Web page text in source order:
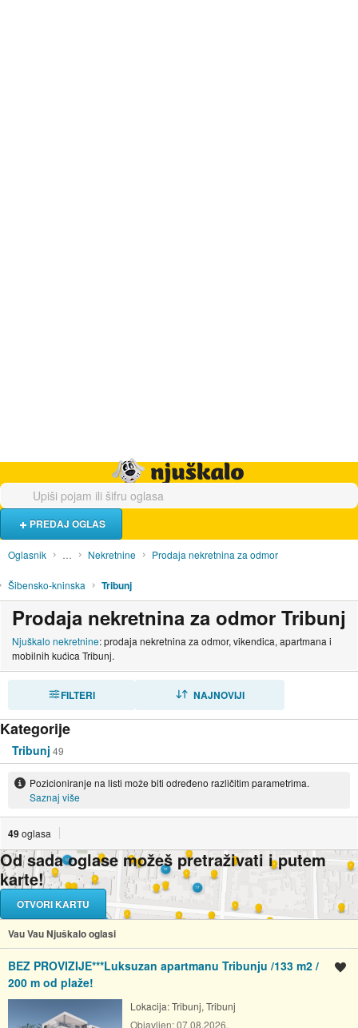
PREDAJ OGLAS
Oglasnik … Nekretnine Prodaja nekretnina za odmor
Šibensko-kninska Tribunj
Prodaja nekretnina za odmor Tribunj
Njuškalo nekretnine: prodaja nekretnina za odmor, vikendica, apartmana i
mobilnih kućica Tribunj.
FILTERI NAJNOVIJI
Kategorije
Tribunj 49
Pozicioniranje na listi može biti određeno različitim parametrima.
Saznaj više
49oglasa
Od sada oglase možeš pretraživati i putem
karte!
OTVORI KARTU
Vau Vau Njuškalo oglasi
BEZ PROVIZIJE***Luksuzan apartmanu Tribunju /133 m2 /
200 m od plaže!
Lokacija:Tribunj, Tribunj
Objavljen:07.08.2026.